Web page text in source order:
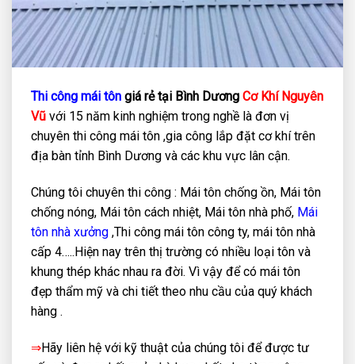
Thi công mái tôn giá rẻ tại Bình Dương Cơ Khí Nguyên
Vũ với 15 năm kinh nghiệm trong nghề là đơn vị
chuyên thi công mái tôn ,gia công lắp đặt cơ khí trên
địa bàn tỉnh Bình Dương và các khu vực lân cận.
Chúng tôi chuyên thi công : Mái tôn chống ồn, Mái tôn
chống nóng, Mái tôn cách nhiệt, Mái tôn nhà phố, Mái
tôn nhà xưởng ,Thi công mái tôn công ty, mái tôn nhà
cấp 4…..Hiện nay trên thị trường có nhiều loại tôn và
khung thép khác nhau ra đời. Vì vậy để có mái tôn
đẹp thẩm mỹ và chi tiết theo nhu cầu của quý khách
hàng .
⇒Hãy liên hệ với kỹ thuật của chúng tôi để được tư